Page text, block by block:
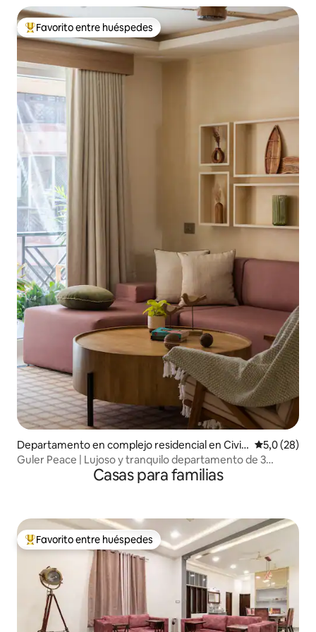
Favorito entre los huéspedes más destacados
Favorito entre huéspedes
Departamento en complejo residencial en Civil
Lines
Calificación
5,0 (28)
Guler Peace | Lujoso y tranquilo departamento de 3
dormitorios y cocina en Civil Lines
Casas para familias
Favorito entre los huéspedes más destacados
Favorito entre huéspedes